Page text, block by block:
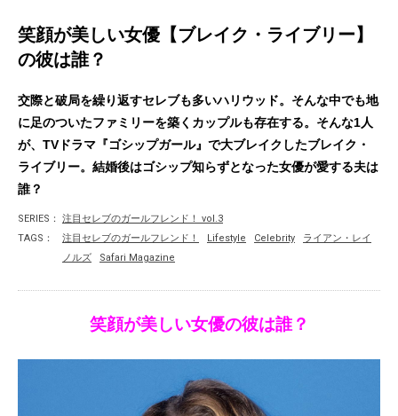
笑顔が美しい女優【ブレイク・ライブリー】
の彼は誰？
交際と破局を繰り返すセレブも多いハリウッド。そんな中でも地
に足のついたファミリーを築くカップルも存在する。そんな1人
が、TVドラマ『ゴシップガール』で大ブレイクしたブレイク・
ライブリー。結婚後はゴシップ知らずとなった女優が愛する夫は
誰？
SERIES：
注目セレブのガールフレンド！ vol.3
TAGS：
注目セレブのガールフレンド！ Lifestyle Celebrity
ライアン・レイ
ノルズ
Safari Magazine
笑顔が美しい女優の彼は誰？